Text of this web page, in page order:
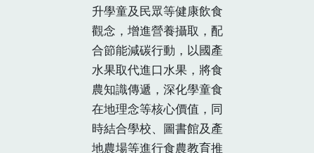
升學童及民眾等健康飲食
觀念，增進營養攝取，配
合節能減碳行動，以國產
水果取代進口水果，將食
農知識傳遞，深化學童食
在地理念等核心價值，同
時結合學校、圖書館及產
地農場等進行食農教育推